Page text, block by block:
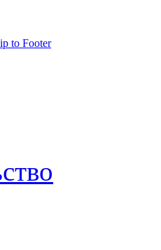
to Footer